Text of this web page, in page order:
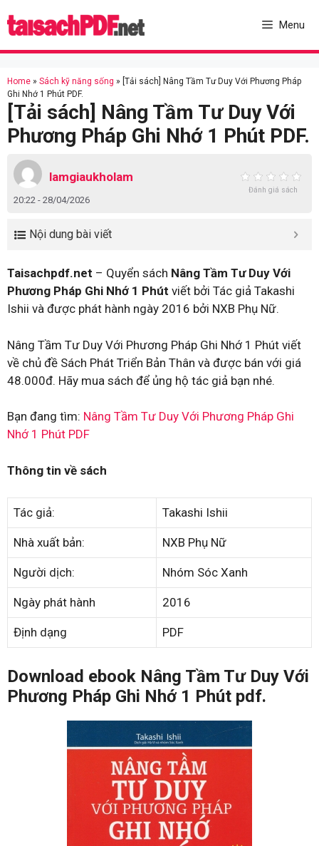
to
Menu
Home » Sách kỹ năng sống » [Tải sách] Nâng Tầm Tư Duy Với Phương Pháp
Ghi Nhớ 1 Phút PDF.
[Tải sách] Nâng Tầm Tư Duy Với
Phương Pháp Ghi Nhớ 1 Phút PDF.
lamgiaukholam
20:22 - 28/04/2026
Đánh giá sách
Nội dung bài viết
Taisachpdf.net – Quyển sách Nâng Tầm Tư Duy Với
Phương Pháp Ghi Nhớ 1 Phút viết bởi Tác giả Takashi
Ishii và được phát hành ngày 2016 bởi NXB Phụ Nữ.
Nâng Tầm Tư Duy Với Phương Pháp Ghi Nhớ 1 Phút viết
về chủ đề Sách Phát Triển Bản Thân và được bán với giá
48.000đ. Hãy mua sách để ủng hộ tác giả bạn nhé.
Bạn đang tìm: Nâng Tầm Tư Duy Với Phương Pháp Ghi
Nhớ 1 Phút PDF
Thông tin về sách
Tác giả: Takashi Ishii
Nhà xuất bản: NXB Phụ Nữ
Người dịch: Nhóm Sóc Xanh
Ngày phát hành 2016
Định dạng PDF
Download ebook Nâng Tầm Tư Duy Với
Phương Pháp Ghi Nhớ 1 Phút pdf.